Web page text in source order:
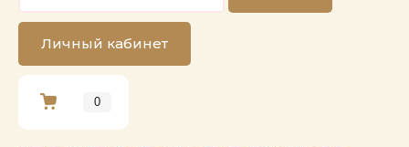
Личный кабинет
0